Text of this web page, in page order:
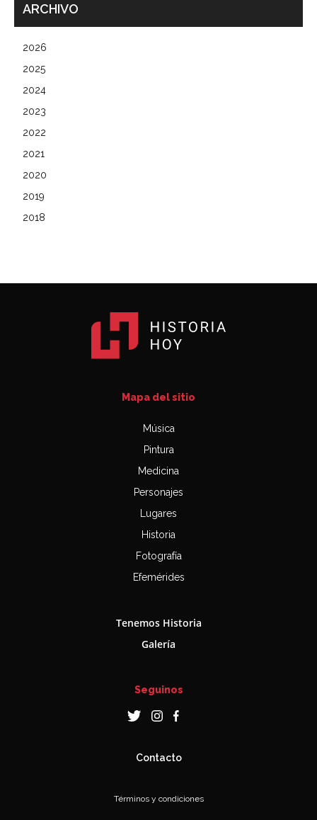
ARCHIVO
2026
2025
2024
2023
2022
2021
2020
2019
2018
Mapa del sitio
Música
Pintura
Medicina
Personajes
Lugares
Historia
Fotografía
Efemérides
Tenemos Historia
Galería
Seguinos
Contacto
Términos y condiciones